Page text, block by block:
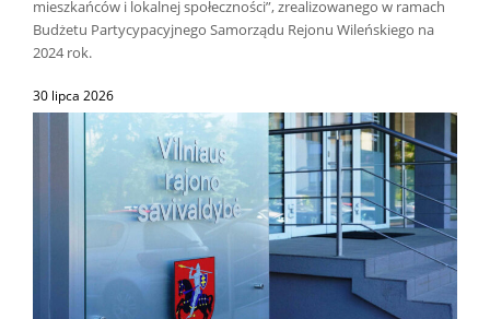
mieszkańców i lokalnej społeczności”, zrealizowanego w ramach
Budżetu Partycypacyjnego Samorządu Rejonu Wileńskiego na
2024 rok.
30 lipca 2026